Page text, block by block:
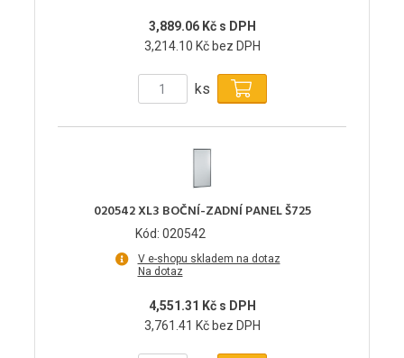
3,889.06 Kč s DPH
3,214.10 Kč bez DPH
ks
020542 XL3 BOČNÍ-ZADNÍ PANEL Š725
Kód: 020542
V e-shopu skladem na dotaz
Na dotaz
4,551.31 Kč s DPH
3,761.41 Kč bez DPH